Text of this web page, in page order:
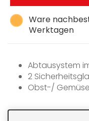
Ware
Werktagen
Abtausystem
2
Obst-/
3 Türablagen